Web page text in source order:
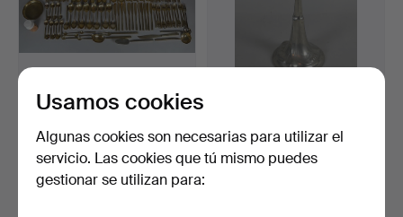
SIGVARD BERNADOTTE.
Subastado 16 dic 2016
1 puja
636 USD
Subastado 5 may 2016
2 pujas
Usamos cookies
Algunas cookies son necesarias para utilizar el
servicio. Las cookies que tú mismo puedes
gestionar se utilizan para: